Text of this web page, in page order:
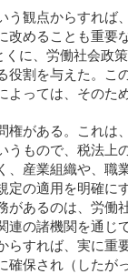
う観点からすれば
改めることも重要
に、労働社会政
役割を与えた。こ
よっては、そのた
権がある。これは
うもので、税法上
、産業組織や、職
定の適用を明確に
があるのは、労働
連の諸機関を通じ
らすれば、実に重
確保され（したが